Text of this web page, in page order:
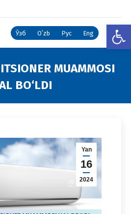
Ўзб Oʻzb Рус Eng
MUAMMOSI
BO‘LDI
Yan
16
2024